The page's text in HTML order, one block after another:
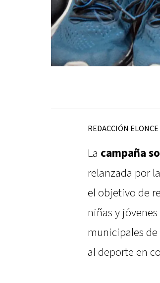
REDACCIÓN ELONCE
La campaña
relanzada por
el objetivo de
niñas y
municipales
al deporte en